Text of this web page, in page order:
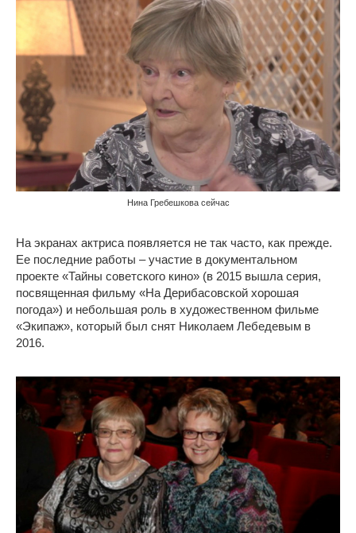
Нина Гребешкова сейчас
На экранах актриса появляется не так часто, как прежде.
Ее последние работы – участие в документальном
проекте «Тайны советского кино» (в 2015 вышла серия,
посвященная фильму «На Дерибасовской хорошая
погода») и небольшая роль в художественном фильме
«Экипаж», который был снят Николаем Лебедевым в
2016.